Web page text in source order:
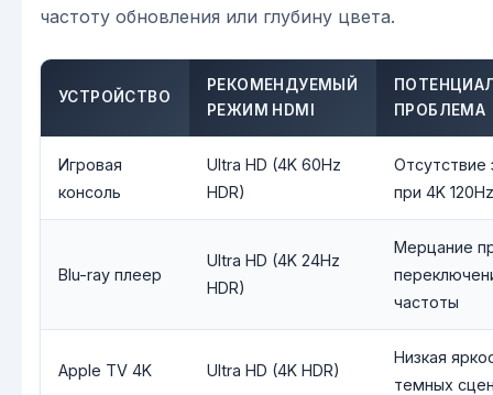
частоту обновления или глубину цвета.
УСТРОЙСТВО
РЕКОМЕНДУЕМЫЙ
РЕЖИМ HDMI
ПРОБЛЕМА
Игровая
консоль
Ultra HD (4K 60Hz
HDR)
Отсутствие
при 4K 120Hz
Blu-ray плеер
Ultra HD (4K 24Hz
HDR)
Мерцание
частоты
Apple TV 4K Ultra HD (4K HDR)
Низкая
темных